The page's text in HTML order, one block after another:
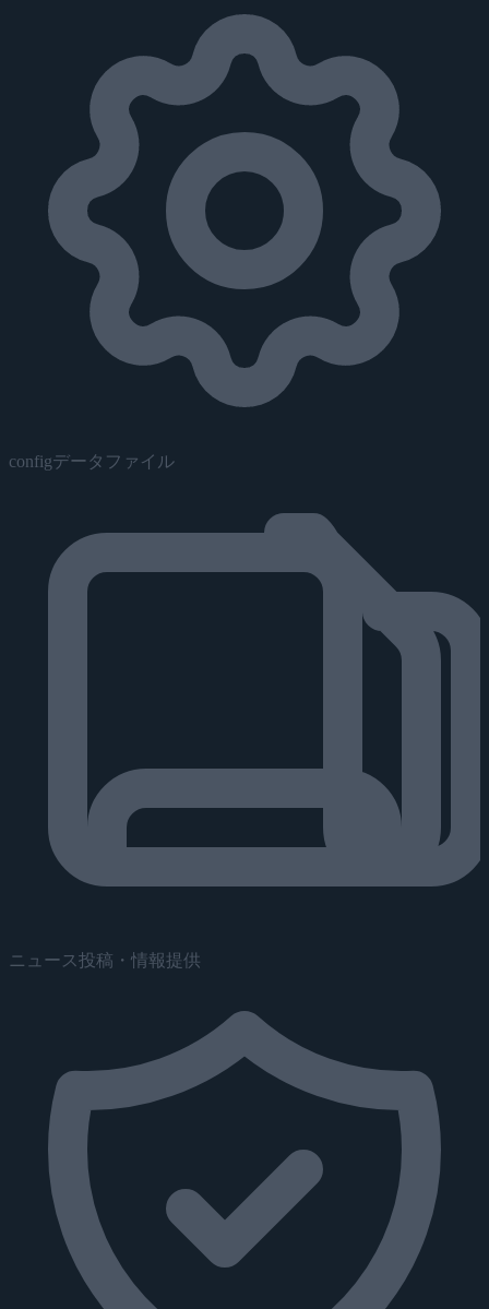
configデータファイル
ニュース投稿・情報提供